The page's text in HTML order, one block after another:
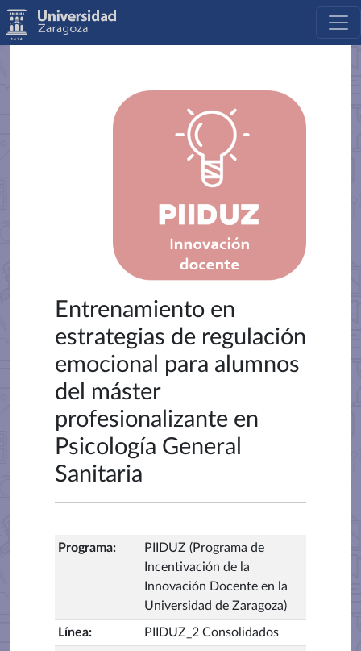
Entrenamiento en
estrategias de regulación
emocional para alumnos
del máster
profesionalizante en
Psicología General
Sanitaria
Programa:
PIIDUZ (Programa de
Incentivación de la
Innovación Docente en la
Universidad de Zaragoza)
Línea: PIIDUZ_2 Consolidados